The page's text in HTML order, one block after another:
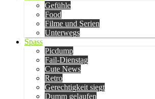
Gefühle
Food
Filme und Serien
Unterwegs
Spass
Picdump
Fail-Dienstag
Cute News
Retro
Gerechtigkeit siegt
Dumm gelaufen